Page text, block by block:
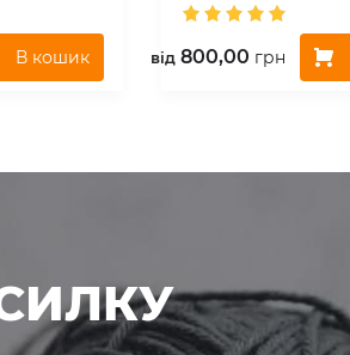
В кошик вiд 800,00 грн